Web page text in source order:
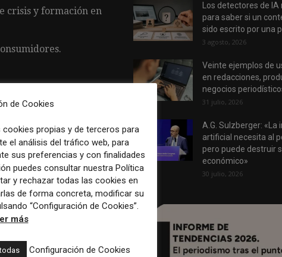
crisis y formación en
y entregas
Los detectores de IA
para saber si un
sido escrito por una
3 agosto, 2026
Veinte ejemplos de
en redacciones,
negocios
31 julio, 2026
A.G. Sulzberger: «La
artificial necesita al
pero puede destruir
económico»
30 julio, 2026
de Cookies
propias y de terceros para
el análisis del tráfico web, para
sus preferencias y con finalidades
puedes consultar nuestra Política
y rechazar todas las cookies en
de forma concreta, modificar su
“Configuración de Cookies”.
más
Configuración de Cookies